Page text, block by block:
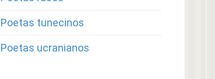
Poetas tunecinos
Poetas ucranianos